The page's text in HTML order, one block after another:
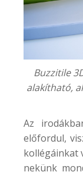
Buzzitile
alakítható,
Az
előfordul,
kollégáinkat
nekünk